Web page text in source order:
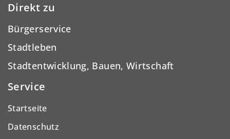
Direkt zu
Bürgerservice
Stadtleben
Stadtentwicklung, Bauen, Wirtschaft
Service
Startseite
Datenschutz